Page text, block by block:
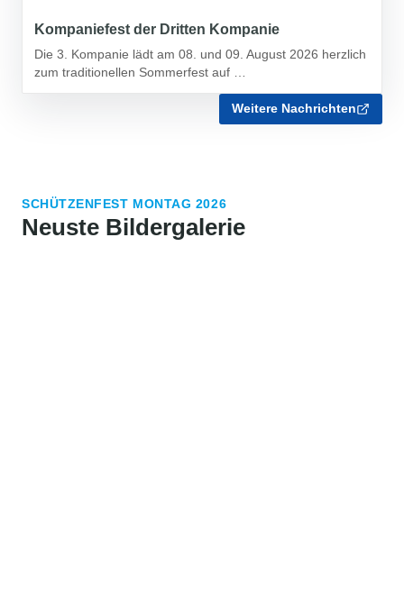
Kompaniefest der Dritten Kompanie
Die 3. Kompanie lädt am 08. und 09. August 2026 herzlich
zum traditionellen Sommerfest auf …
Weitere Nachrichten
SCHÜTZENFEST MONTAG 2026
Neuste Bildergalerie